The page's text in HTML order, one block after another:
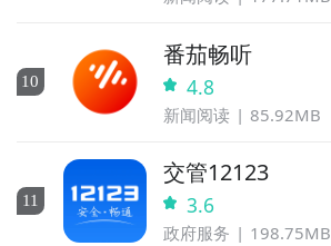
10
番茄畅听
4.8
新闻阅读 85.92MB
11
交管12123
3.6
政府服务 198.75MB